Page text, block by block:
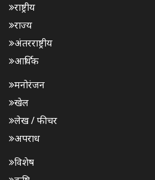
राष्ट्रीय
राज्य
अंतरराष्ट्रीय
आर्थिक
मनोरंजन
खेल
लेख / फीचर
अपराध
विशेष